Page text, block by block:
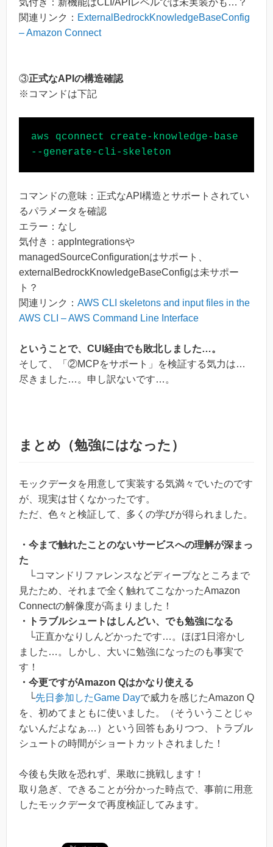
関連リンク： ExternalBedrockKnowledgeBaseConfig
– Amazon Connect
③正式なAPIの構造確認
※コマンドは下記
aws qconnect create-knowledge-base
コマンドの意味：正式なAPI構造とサポートされてい
るパラメータを確認
エラー：なし
気付き：appIntegrationsや
managedSourceConfigurationはサポート、
externalBedrockKnowledgeBaseConfigは未サポー
ト？
関連リンク： AWS CLI skeletons and input files in the
AWS CLI – AWS Command Line Interface
ということで、CUI経由でも敗北しました…。
そして、「②MCPをサポート」を検証する気力は…
尽きました…。申し訳ないです…。
まとめ（勉強にはなった）
モックデータを用意して実装する気満々でいたのです
が、現実は甘くなかったです。
ただ、色々と検証して、多くの学びが得られました。
・今まで触れたことのないサービスへの理解が深まっ
た
└コマンドリファレンスなどディープなところまで
見たため、それまで全く触れてこなかったAmazon
Connectの解像度が高まりました！
・トラブルシュートはしんどい、でも勉強になる
└正直かなりしんどかったです…。ほぼ1日溶かし
ました…。しかし、大いに勉強になったのも事実で
す！
・今更ですがAmazon Qはかなり使える
└先日参加したGame Dayで威力を感じたAmazon Q
を、初めてまともに使いました。（そういうことじゃ
ないんだよなぁ…）という回答もありつつ、トラブル
シュートの時間がショートカットされました！
今後も失敗を恐れず、果敢に挑戦します！
取り急ぎ、できることが分かった時点で、事前に用意
したモックデータで再度検証してみます。